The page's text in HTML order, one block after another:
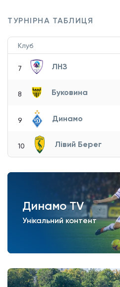
ТУРНІРНА ТАБЛИЦЯ
Клуб
7 ЛНЗ
8 Буковина
9 Динамо
10 Лівий Берег
Динамо TV
Унікальний контент